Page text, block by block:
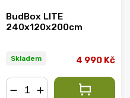
BudBox LITE
240x120x200cm
Skladem 4 990 Kč